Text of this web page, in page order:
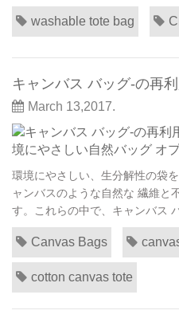
況のための右の 1 つを見つける
パートメント、材料、色さまざ
るさまざまな方法です。ほとん
washable tote bag
March 13,2017.
環境にやさしい、生分解性の袋
ャンバスのような自然な 繊維と
す。これらの中で、キャンバス
りのオプションです。ときは の
ス選択であります。彼らはすぐ
好む人々 の選択を引き継いでい
り少なく有害、それら非 生分解
Canvas Bags
cotton canvas tote